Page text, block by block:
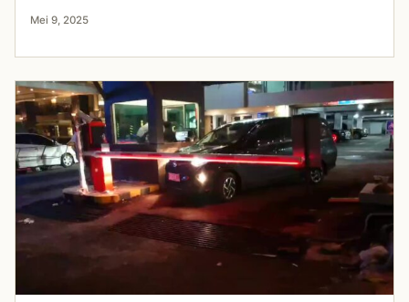
Mei 9, 2025